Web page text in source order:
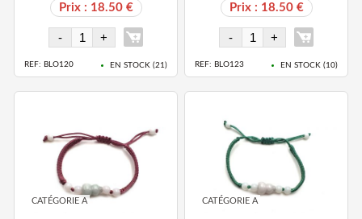
Prix : 18.50 €
REF: BLO120 EN STOCK (21)
Prix : 18.50 €
REF: BLO123 EN STOCK ( 10)
CATÉGORIE A CATÉGORIE A